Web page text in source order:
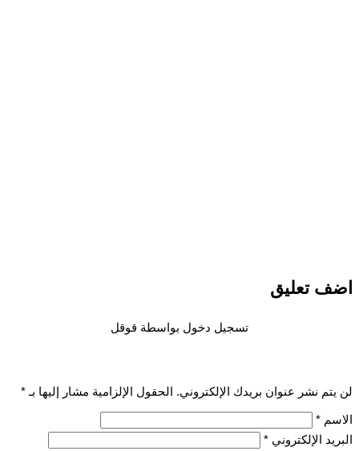
اضف تعليق
تسجيل دخول بواسطة قوقل
لن يتم نشر عنوان بريدك الإلكتروني. الحقول الإلزامية مشار إليها بـ *
الاسم *
البريد الإلكتروني *